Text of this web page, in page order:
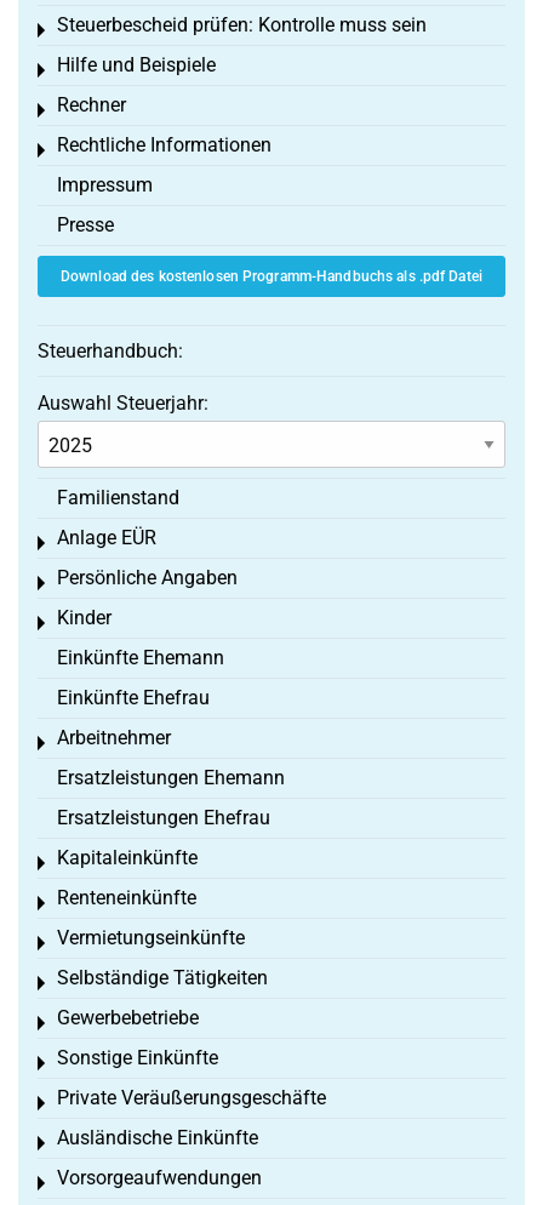
Steuerbescheid prüfen: Kontrolle muss sein
Toggle menu
Hilfe und Beispiele
Toggle menu
Rechner
Toggle menu
Rechtliche Informationen
Toggle menu
Impressum
Presse
Download des kostenlosen Programm-Handbuchs als .pdf Datei
Steuerhandbuch:
Auswahl Steuerjahr:
Familienstand
Anlage EÜR
Toggle menu
Persönliche Angaben
Toggle menu
Kinder
Toggle menu
Einkünfte Ehemann
Einkünfte Ehefrau
Arbeitnehmer
Toggle menu
Ersatzleistungen Ehemann
Ersatzleistungen Ehefrau
Kapitaleinkünfte
Toggle menu
Renteneinkünfte
Toggle menu
Vermietungseinkünfte
Toggle menu
Selbständige Tätigkeiten
Toggle menu
Gewerbebetriebe
Toggle menu
Sonstige Einkünfte
Toggle menu
Private Veräußerungsgeschäfte
Toggle menu
Ausländische Einkünfte
Toggle menu
Vorsorgeaufwendungen
Toggle menu